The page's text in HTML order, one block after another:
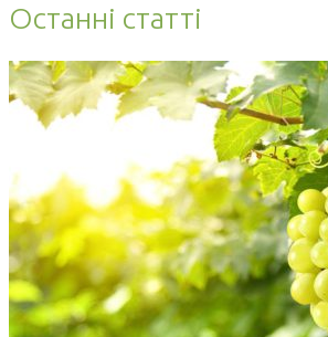
Останні статті